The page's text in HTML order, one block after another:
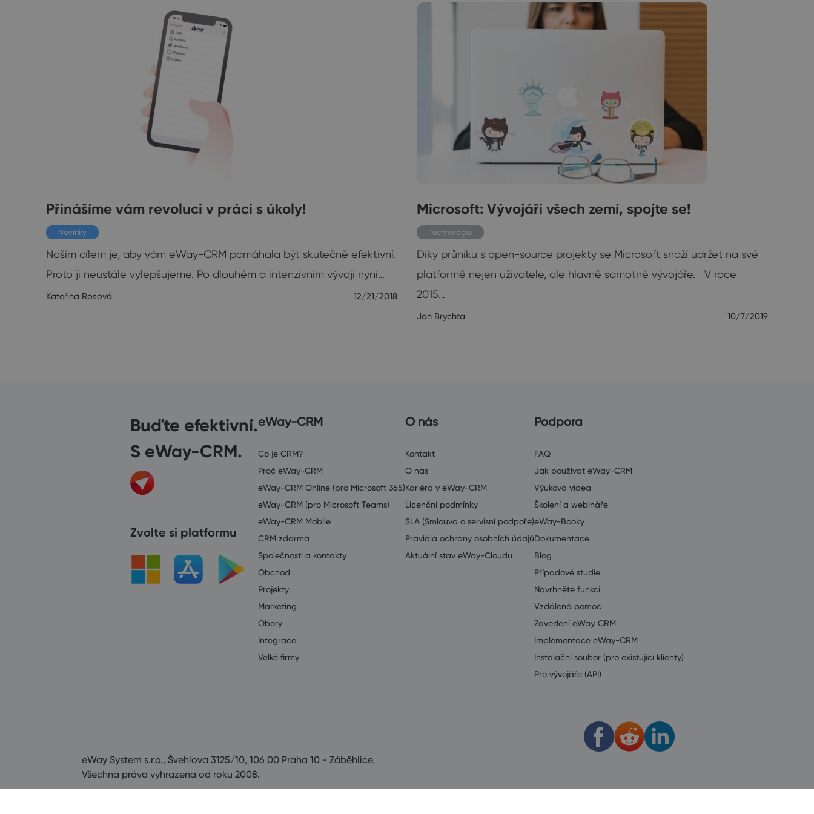
Přinášíme vám revoluci v práci s úkoly!
Novinky
Naším cílem je, aby vám eWay-CRM pomáhala být skutečně efektivní.
Proto ji neustále vylepšujeme. Po dlouhém a intenzivním vývoji nyní…
Kateřina Rosová 12/21/2018
Microsoft: Vývojáři všech zemí, spojte se!
Technologie
Díky průniku s open-source projekty se Microsoft snaží udržet na své
platformě nejen uživatele, ale hlavně samotné vývojáře. V roce
2015…
Jan Brychta 10/7/2019
Buďte efektivní.
S eWay-CRM.
Zvolte si platformu
eWay-CRM
Co je CRM?
Proč eWay-CRM
eWay-CRM Online (pro Microsoft 365)
eWay-CRM (pro Microsoft Teams)
eWay-CRM Mobile
CRM zdarma
Společnosti a kontakty
Obchod
Projekty
Marketing
Obory
Integrace
Velké firmy
O nás
Kontakt
O nás
Kariéra v eWay-CRM
Licenční podmínky
SLA (Smlouva o servisní podpoře)
Pravidla ochrany osobních údajů
Aktuální stav eWay-Cloudu
Podpora
FAQ
Jak používat eWay-CRM
Výuková videa
Školení a webináře
eWay-Booky
Dokumentace
Blog
Případové studie
Navrhněte funkci
Vzdálená pomoc
Zavedení eWay‑CRM
Implementace eWay-CRM
Instalační soubor (pro existující klienty)
Pro vývojáře (API)
eWay System s.r.o., Švehlova 3125/10, 106 00 Praha 10 - Záběhlice.
Všechna práva vyhrazena od roku 2008.